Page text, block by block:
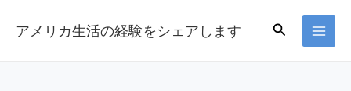
アメリカ生活の経験をシェアします Search